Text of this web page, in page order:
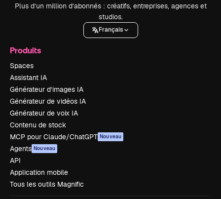
Plus d’un million d’abonnés : créatifs, entreprises, agences et
studios.
Français
Produits
Spaces
Assistant IA
Générateur d’images IA
Générateur de vidéos IA
Générateur de voix IA
Contenu de stock
MCP pour Claude/ChatGPT Nouveau
Agents Nouveau
API
Application mobile
Tous les outils Magnific